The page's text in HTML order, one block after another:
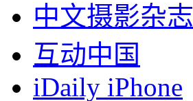
中文摄影杂志
互动中国
iDaily iPhone